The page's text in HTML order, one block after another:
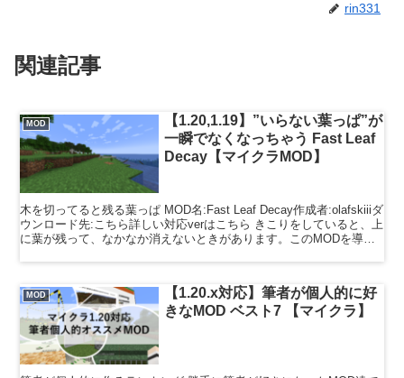
rin331
関連記事
MOD
【1.20,1.19】”いらない葉っぱ”が
一瞬でなくなっちゃう Fast Leaf
Decay【マイクラMOD】
木を切ってると残る葉っぱ MOD名:Fast Leaf Decay作成者:olafskiiiダ
ウンロード先:こちら詳しい対応verはこちら きこりをしていると、上
に葉が残って、なかなか消えないときがあります。このMODを導入
MOD
【1.20.x対応】筆者が個人的に好
きなMOD ベスト7 【マイクラ】